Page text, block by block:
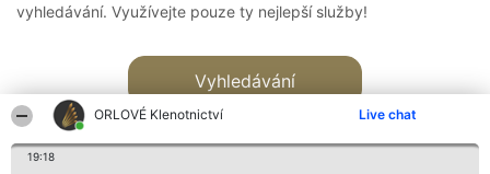
ORLOVÉ Klenotnictví Live chat
19:18
vyhledávání. Využívejte pouze ty nejlepší služby!
Vyhledávání